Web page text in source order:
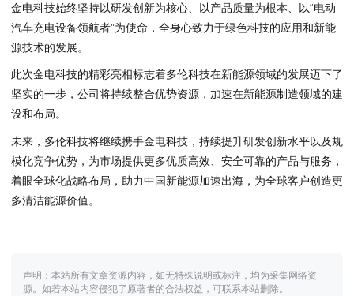
金电科技始终坚持以研发创新为核心、以产品质量为根本、以“电动
汽车充电设备领航者”为使命，全身心致力于绿色科技的应用和新能
源技术的发展。
此次金电科技的精彩亮相标志着多伦科技在新能源领域的发展迈下了
坚实的一步，公司将持续整合优势资源，加速在新能源制造领域的建
设和布局。
未来，多伦科技将继续携手金电科技，持续提升研发创新水平以及规
模化竞争优势，为市场提供更多优质高效、安全可靠的产品与服务，
着眼全球化战略布局，助力中国新能源加速出海，为全球客户创造更
多清洁能源价值。
声明：本站所有文章资源内容，如无特殊说明或标注，均为采集网络资
源。如若本站内容侵犯了原著者的合法权益，可联系本站删除。